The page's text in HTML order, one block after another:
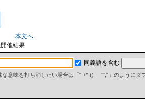
本文へ
催結果
同義語を含む
意味を打ち消したい場合は「" +^!() "","」のようにダブ